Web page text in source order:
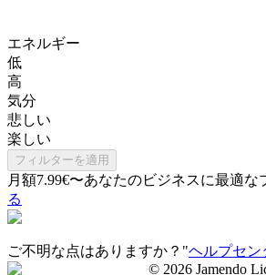
エネルギー
低
高
気分
悲しい
楽しい
フィルターを適用
月額7.99€〜あなたのビジネスに最適な
る
ご不明な点はありますか？"ヘルプセン
© 2026 Jamendo